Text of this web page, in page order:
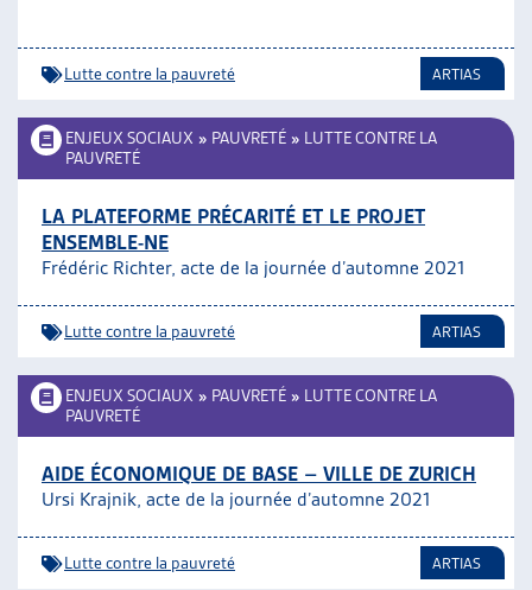
Lutte contre la pauvreté ARTIAS
ENJEUX SOCIAUX » PAUVRETÉ » LUTTE CONTRE LA
PAUVRETÉ
LA PLATEFORME PRÉCARITÉ ET LE PROJET
ENSEMBLE-NE
Frédéric Richter, acte de la journée d’automne 2021
Lutte contre la pauvreté ARTIAS
ENJEUX SOCIAUX » PAUVRETÉ » LUTTE CONTRE LA
PAUVRETÉ
AIDE ÉCONOMIQUE DE BASE – VILLE DE ZURICH
Ursi Krajnik, acte de la journée d’automne 2021
Lutte contre la pauvreté ARTIAS